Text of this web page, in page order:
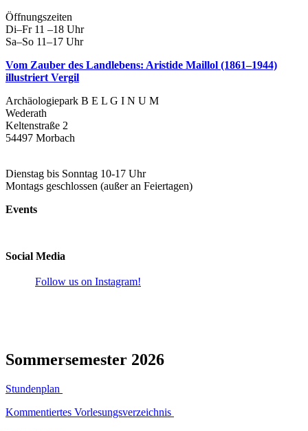
Öffnungszeiten
Di–Fr 11 –18 Uhr
Sa–So 11–17 Uhr
Vom Zauber des Landlebens: Aristide Maillol (1861–1944)
illustriert Vergil
Archäologiepark B E L G I N U M
Wederath
Keltenstraße 2
54497 Morbach
Dienstag bis Sonntag 10-17 Uhr
Montags geschlossen (außer an Feiertagen)
Events
Social Media
Follow us on Instagram!
Sommersemester 2026
Stundenplan
Kommentiertes Vorlesungsverzeichnis